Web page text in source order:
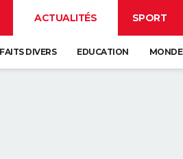
ACTUALITÉS SPORT
FAITS DIVERS EDUCATION MONDE